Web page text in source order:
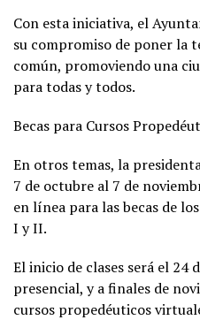
Con esta iniciativa, el
su compromiso de poner la
común, promoviendo una
para todas y todos.
Becas para Cursos
En otros temas, la
7 de octubre al 7 de
en línea para las becas de
I y II.
El inicio de clases será el 24
presencial, y a finales de
cursos propedéuticos